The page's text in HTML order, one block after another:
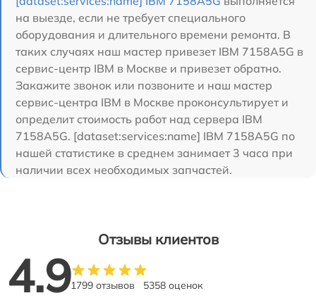
на выезде, если не требует специального
оборудования и длительного времени ремонта. В
таких случаях наш мастер привезет IBM 7158A5G в
сервис-центр IBM в Москве и привезет обратно.
Закажите звонок или позвоните и наш мастер
сервис-центра IBM в Москве проконсультирует и
определит стоимость работ над сервера IBM
7158A5G. [dataset:services:name] IBM 7158A5G по
нашей статистике в среднем занимает 3 часа при
наличии всех необходимых запчастей.
Отзывы клиентов
4.91799 отзывов 5358 оценок